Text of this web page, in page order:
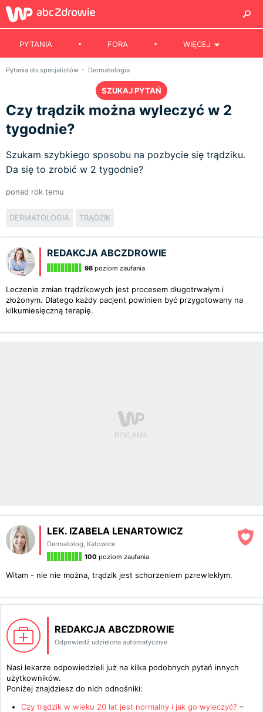
PYTANIA FORA WIĘCEJ
Pytania do specjalistów Dermatologia
SZUKAJ PYTAŃ
Czy trądzik można wyleczyć w 2
tygodnie?
Szukam szybkiego sposobu na pozbycie się trądziku.
Da się to zrobić w 2 tygodnie?
ponad rok temu
DERMATOLOGIA TRĄDZIK
REDAKCJA ABCZDROWIE
98 poziom zaufania
Leczenie zmian trądzikowych jest procesem długotrwałym i
złożonym. Dlatego każdy pacjent powinien być przygotowany na
kilkumiesięczną terapię.
LEK. IZABELA LENARTOWICZ
Dermatolog, Katowice
100 poziom zaufania
Witam - nie nie można, trądzik jest schorzeniem pzrewlekłym.
REDAKCJA ABCZDROWIE
Odpowiedź udzielona automatycznie
Nasi lekarze odpowiedzieli już na kilka podobnych pytań innych
użytkowników.
Poniżej znajdziesz do nich odnośniki:
Czy trądzik w wieku 20 lat jest normalny i jak go wyleczyć? –